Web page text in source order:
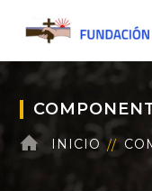
INICIO